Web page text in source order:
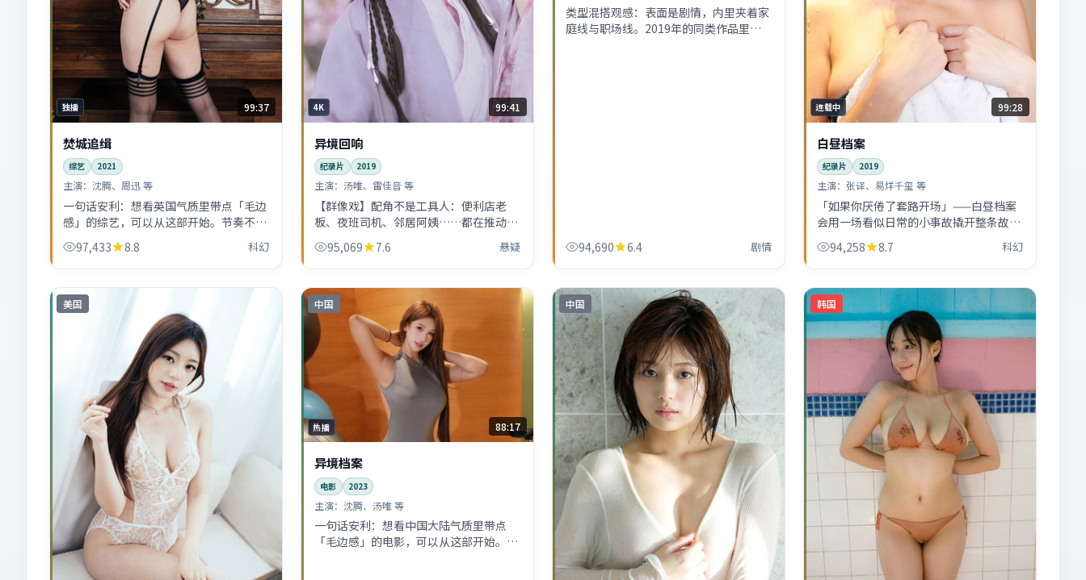
独播 99:37
焚城追缉
综艺 2021
主演： 沈腾、周迅 等
一句话安利：想看英国气质里带点「毛边
感」的综艺，可以从这部开始。节奏不
赶，适合深夜独自看完。
97,433 8.8 科幻
4K 99:41
异境回响
纪录片 2019
主演： 汤唯、雷佳音 等
【群像戏】配角不是工具人：便利店老
板、夜班司机、邻居阿姨……都在推动主
线。异境回响的英国市井气息很浓。
95,069 7.6 悬疑
类型混搭观感：表面是剧情，内里夹着家
庭线与职场线。2019年的同类作品里，
94,690 6.4 剧情
连载中 99:28
白昼档案
纪录片 2019
主演： 张译、易烊千玺 等
「如果你厌倦了套路开场」——白昼档案
会用一场看似日常的小事故撬开整条故事
线。张译、易烊千玺的化学反应偏慢热，
越往后越上头。
94,258 8.7 科幻
美国 中国
热播 88:17
异境档案
电影 2023
主演： 沈腾、汤唯 等
一句话安利：想看中国大陆气质里带点
「毛边感」的电影，可以从这部开始。节
中国 韩国